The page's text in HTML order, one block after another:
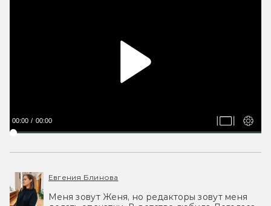
00:00 00:00
Евгения Блинова
Меня зовут Женя, но редакторы зовут меня